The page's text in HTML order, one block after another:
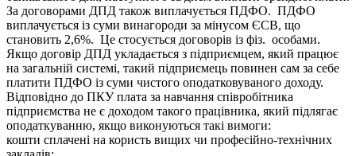
За договорами ДПД також виплачується ПДФО. ПДФО
виплачується із суми винагороди за мінусом ЄСВ, що
становить 2,6%. Це стосується договорів із фіз. особами.
Якщо договір ДПД укладається з підприємцем, який працює
на загальній системі, такий підприємець повинен сам за себе
платити ПДФО із суми чистого оподатковуваного доходу.
Відповідно до ПКУ плата за навчання співробітника
підприємства не є доходом такого працівника, який підлягає
оподаткуванню, якщо виконуються такі вимоги:
кошти сплачені на користь вищих чи професійно-технічних